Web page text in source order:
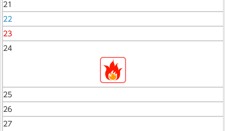
21
22
23
24
25
26
27